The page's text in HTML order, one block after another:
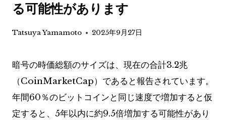
る可能性があります
Tatsuya Yamamoto 2025年9月27日
暗号の時価総額のサイズは、現在の合計3.2兆
（CoinMarketCap）であると報告されています。
年間60％のビットコインと同じ速度で増加すると仮
定すると、5年以内に約9.5倍増加する可能性があり